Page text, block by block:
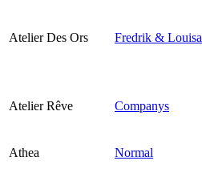
Atelier Des Ors Fredrik & Louisa
Atelier Rêve Companys
Athea
Normal